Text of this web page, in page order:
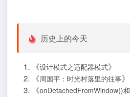
历史上的今天
《设计模式之适配器模式》
《周国平：时光村落里的往事》
《onDetachedFromWindow()和